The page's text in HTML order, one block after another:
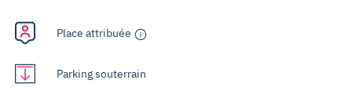
Place attribuée
Parking souterrain